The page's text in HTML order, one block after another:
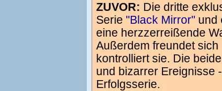
ZUVOR: Die dritte
Serie "Black Mirror" und
eine herzzerreißende
Außerdem freundet
kontrolliert sie. Die
und bizarrer Ereignisse
Erfolgsserie.